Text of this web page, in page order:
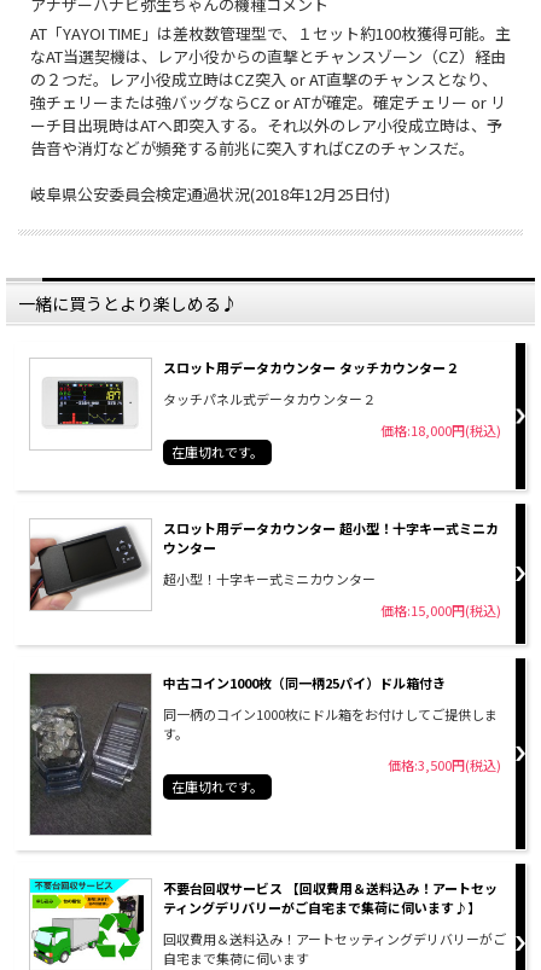
AT「YAYOI TIME」は差枚数管理型で、１セット約100枚獲得可能。主
なAT当選契機は、レア小役からの直撃とチャンスゾーン（CZ）経由
の２つだ。レア小役成立時はCZ突入 or AT直撃のチャンスとなり、
強チェリーまたは強バッグならCZ or ATが確定。確定チェリー or リ
ーチ目出現時はATへ即突入する。それ以外のレア小役成立時は、予
告音や消灯などが頻発する前兆に突入すればCZのチャンスだ。
岐阜県公安委員会検定通過状況(2018年12月25日付)
一緒に買うとより楽しめる♪
スロット用データカウンター タッチカウンター２
タッチパネル式データカウンター２
価格:18,000円(税込)
在庫切れです。
スロット用データカウンター 超小型！十字キー式ミニカ
ウンター
超小型！十字キー式ミニカウンター
価格:15,000円(税込)
中古コイン1000枚（同一柄25パイ）ドル箱付き
同一柄のコイン1000枚にドル箱をお付けしてご提供しま
す。
価格:3,500円(税込)
在庫切れです。
不要台回収サービス 【回収費用＆送料込み！アートセッ
ティングデリバリーがご自宅まで集荷に伺います♪】
回収費用＆送料込み！アートセッティングデリバリーがご
自宅まで集荷に伺います